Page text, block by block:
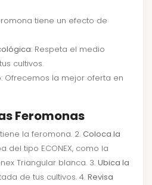
tiene un efecto de
: Respeta el medio
cultivos.
: Ofrecemos la mejor oferta en
Feromonas
la feromona. 2. Coloca la
del tipo ECONEX, como la
Triangular blanca. 3. Ubica la
de tus cultivos. 4. Revisa